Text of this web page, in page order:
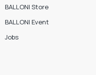
BALLONI Store
BALLONI Event
Jobs